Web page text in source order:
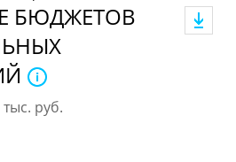
БЮДЖЕТОВ
руб.